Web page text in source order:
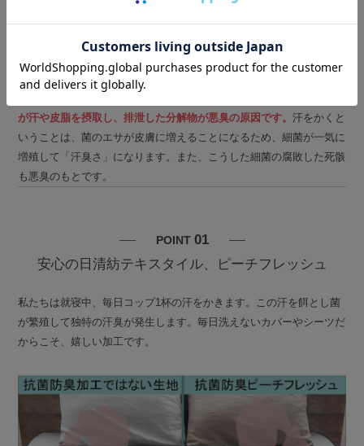
汗そのものに臭いはほとんどありません。約20％の人の皮膚に存在
が汗や皮脂を摂取し、排泄した分解物が悪臭の原因です。汗をかくと
いうことは、菌のエサが皮膚に増えることになるため、細菌が一気に
増殖して「汗臭さ」になります。また、こうした細菌の腐敗した死骸
も悪臭のもとです。
POINT 01
安心の日清紡テキスタイル、ピーチフレッシュ
私たちは就寝中、毎日コップ1杯の汗をかきます。この汗を餌とし菌
が繁殖して独特の汗臭が発生します。毎日洗えないカバーやシーツだ
からこそ、嬉しい加工です。